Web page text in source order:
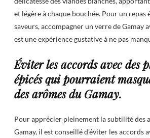
et légère à chaque bouchée. Pour un
saveurs, accompagner un verre de Gamay
est une expérience gustative à ne pas
Éviter les accords avec des
épicés qui pourraient
des arômes du Gamay.
Pour apprécier pleinement la subtilité des
Gamay, il est conseillé d’éviter les accords